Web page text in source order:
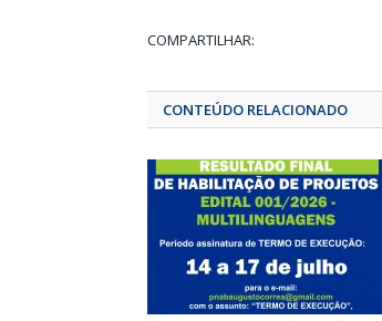
COMPARTILHAR:
CONTEÚDO RELACIONADO